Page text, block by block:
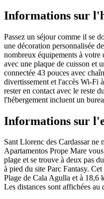
Informations sur
Passez un séjour comme il se
une décoration personnalisée
nombreux équipements à
avec une plaque de cuisson et
connectée 43 pouces avec
divertissement et l'accès Wi-Fi
rester en contact avec le reste
l'hébergement incluent un
Informations sur
Sant Llorenc des Cardassar ne
Apartamentos Prope Mare
plage et se trouve à deux pas
à pied du site Parc Fantasy.
Plage de Cala Agulla et à 18,6
Les distances sont affichées